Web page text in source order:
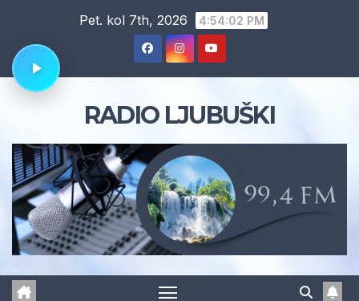
content
Pet. kol 7th, 2026 4:54:03 PM
RADIO LJUBUŠKI